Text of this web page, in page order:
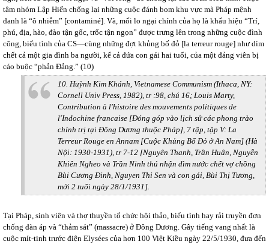
tâm nhóm Lập Hiến chống lại những cuộc đánh bom khu vực mà Pháp mệnh
danh là “ô nhiễm” [contaminé]. Và, mối lo ngại chính của họ là khẩu hiệu “Trí,
phú, địa, hào, đào tận gốc, trốc tận ngọn” được trưng lên trong những cuộc đình
công, biểu tình của CS—cùng những đợt khủng bố đỏ [la terreur rouge] như dìm
chết cả một gia đình ba người, kể cả đứa con gái hai tuổi, của một đảng viên bị
cáo buộc “phản Đảng.” (10)
10. Huỳnh Kim Khánh, Vietnamese Communism (Ithaca, NY:
Cornell Univ Press, 1982), tr :98, chú 16; Louis Marty,
Contribution à l'histoire des mouvements politiques de
l'Indochine francaise [Đóng góp vào lịch sử các phong trào
chính trị tại Đông Dương thuộc Pháp], 7 tập, tập V: La
Terreur Rouge en Annam [Cuộc Khủng Bố Đỏ ở An Nam] (Hà
Nội: 1930-1931), tr 7-12 [Nguyên Thanh, Trần Huân, Nguyễn
Khiên Ngheo và Trần Ninh thú nhận dìm nước chết vợ chồng
Bùi Cương Đinh, Nguyen Thi Sen và con gái, Bùi Thị Tương,
mới 2 tuổi ngày 28/1/1931].
Tại Pháp, sinh viên và thợ thuyền tổ chức hội thảo, biểu tình hay rải truyền đơn
chống đàn áp và “thảm sát” (massacre) ở Đông Dương. Gây tiếng vang nhất là
cuộc mít-tinh trước điện Elysées của hơn 100 Việt Kiều ngày 22/5/1930, đưa đến